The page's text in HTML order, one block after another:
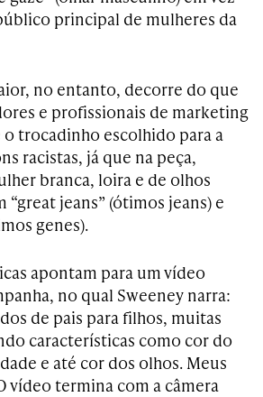
principal de mulheres da
no entanto, decorre do que
e profissionais de marketing
trocadinho escolhido para a
racistas, já que na peça,
branca, loira e de olhos
“great jeans” (ótimos jeans) e
genes).
apontam para um vídeo
no qual Sweeney narra:
de pais para filhos, muitas
características como cor do
e até cor dos olhos. Meus
vídeo termina com a câmera